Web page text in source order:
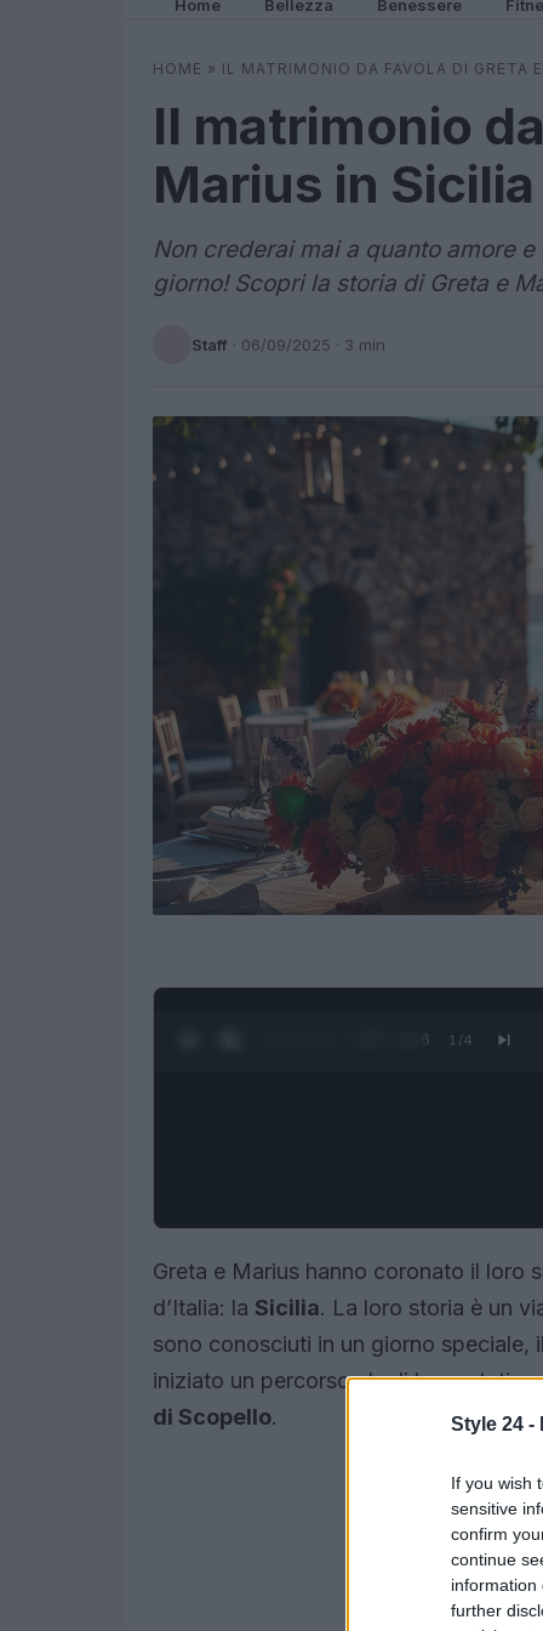
Style 24 -
If you wish
sensitive
confirm
continue
information
further
Home Bellezza Benessere
HOME » IL MATRIMONIO DA FAVOLA DI GRETA
Il matrimonio
Marius in Sicilia
Non crederai mai a quanto amore
giorno! Scopri la storia di Greta e
Staff · 06/09/2025 · 3 min
0:28 / 3:16 1 /4
Greta e Marius hanno coronato il loro
d’Italia: la Sicilia. La loro storia è un
sono conosciuti in un giorno speciale,
iniziato un percorso che li ha portati
di Scopello.